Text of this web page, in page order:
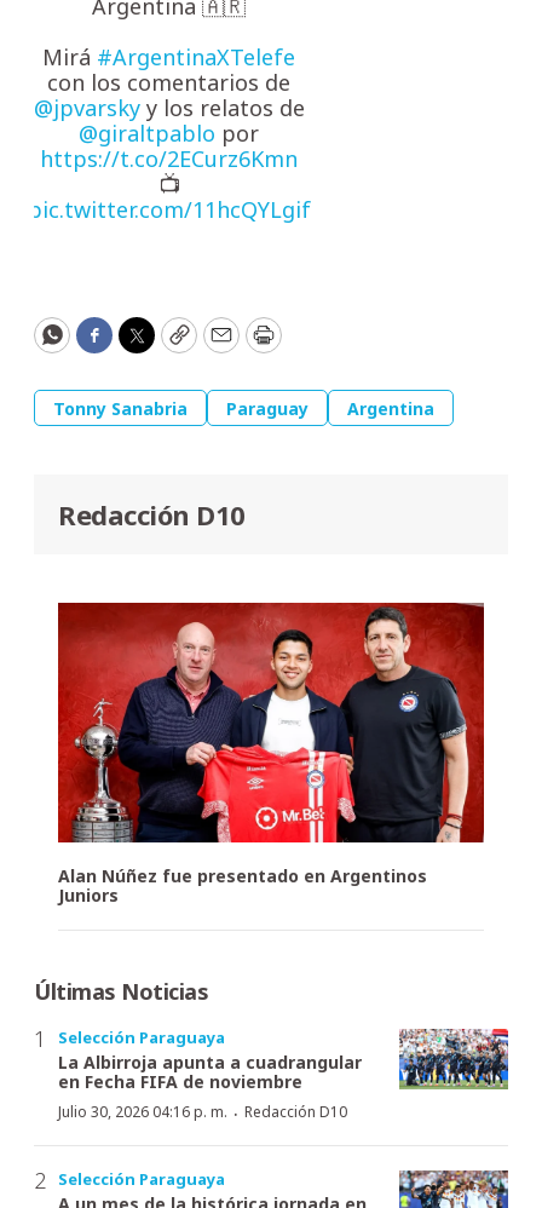
Mirá #ArgentinaXTelefe
con los comentarios de
@jpvarskyy los relatos de
@giraltpablo por
https://t.co/2ECurz6Kmn
📺
pic.twitter.com/11hcQYLgif
WhatsApp
Facebook
Twitter
CopyEmailPrint
Tonny Sanabria Paraguay Argentina
Redacción D10
Alan Núñez fue presentado en Argentinos
Juniors
Últimas Noticias
Selección Paraguaya
La Albirroja apunta a cuadrangular
en Fecha FIFA de noviembre
Julio 30, 2026 04:16 p. m. · Redacción D10
Selección Paraguaya